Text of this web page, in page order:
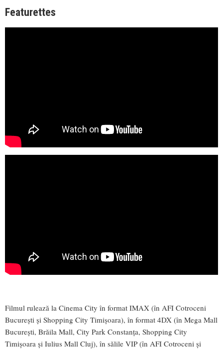
Featurettes
Filmul rulează la Cinema City în format IMAX (în AFI Cotroceni
Bucureşti şi Shopping City Timişoara), în format 4DX (în Mega Mall
București, Brăila Mall, City Park Constanța, Shopping City
Timişoara și Iulius Mall Cluj), în sălile VIP (în AFI Cotroceni și